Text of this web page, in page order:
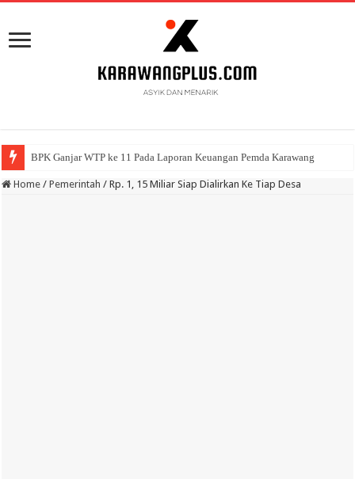
BPK Ganjar WTP ke 11 Pada Laporan Keuangan Pemda Karawang
Home / Pemerintah / Rp. 1, 15 Miliar Siap Dialirkan Ke Tiap Desa